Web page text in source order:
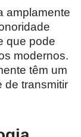
amplamente
que pode
modernos.
têm um
de transmitir